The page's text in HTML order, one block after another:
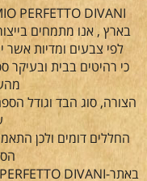
בארץ , אנו מתמחים
לפי צבעים ומדיות אשר
כי רהיטים בבית ובעיקר
הצורה, סוג הבד וגודל
החללים דומים ולכן